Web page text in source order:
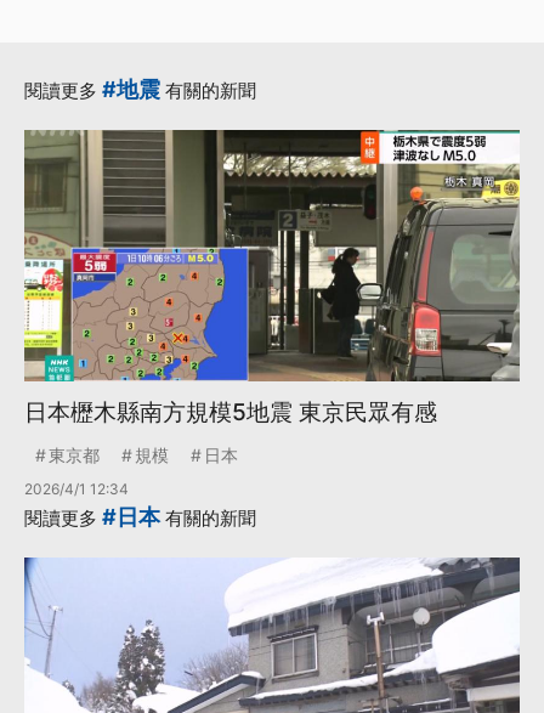
閱讀更多 #地震 有關的新聞
日本櫪木縣南方規模5地震 東京民眾有感
東京都 規模 日本
2026/4/1 12:34
閱讀更多 #日本有關的新聞